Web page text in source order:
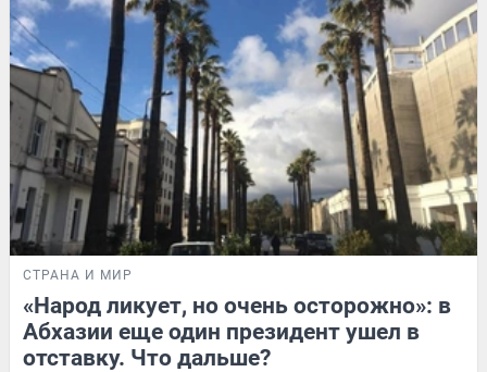
СТРАНА И МИР
«Народ ликует, но очень осторожно»: в
Абхазии еще один президент ушел в
отставку. Что дальше?